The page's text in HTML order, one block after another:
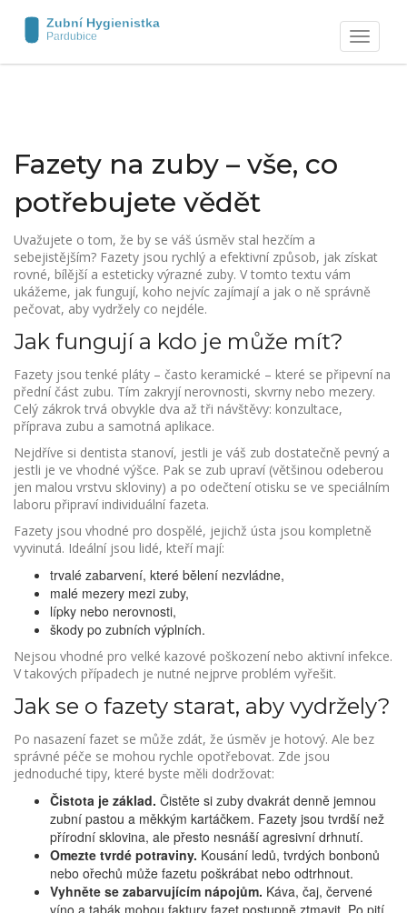
Zobrazit
navigaci
Fazety na zuby – vše, co
potřebujete vědět
Uvažujete o tom, že by se váš úsměv stal hezčím a
sebejistějším? Fazety jsou rychlý a efektivní způsob, jak získat
rovné, bílější a esteticky výrazné zuby. V tomto textu vám
ukážeme, jak fungují, koho nejvíc zajímají a jak o ně správně
pečovat, aby vydržely co nejdéle.
Jak fungují a kdo je může mít?
Fazety jsou tenké pláty – často keramické – které se připevní na
přední část zubu. Tím zakryjí nerovnosti, skvrny nebo mezery.
Celý zákrok trvá obvykle dva až tři návštěvy: konzultace,
příprava zubu a samotná aplikace.
Nejdříve si dentista stanoví, jestli je váš zub dostatečně pevný a
jestli je ve vhodné výšce. Pak se zub upraví (většinou odeberou
jen malou vrstvu skloviny) a po odečtení otisku se ve speciálním
laboru připraví individuální fazeta.
Fazety jsou vhodné pro dospělé, jejichž ústa jsou kompletně
vyvinutá. Ideální jsou lidé, kteří mají:
trvalé zabarvení, které bělení nezvládne,
malé mezery mezi zuby,
lípky nebo nerovnosti,
škody po zubních výplních.
Nejsou vhodné pro velké kazové poškození nebo aktivní infekce.
V takových případech je nutné nejprve problém vyřešit.
Jak se o fazety starat, aby vydržely?
Po nasazení fazet se může zdát, že úsměv je hotový. Ale bez
správné péče se mohou rychle opotřebovat. Zde jsou
jednoduché tipy, které byste měli dodržovat:
Čistota je základ. Čistěte si zuby dvakrát denně jemnou
zubní pastou a měkkým kartáčkem. Fazety jsou tvrdší než
přírodní sklovina, ale přesto nesnáší agresivní drhnutí.
Omezte tvrdé potraviny. Kousání ledů, tvrdých bonbonů
nebo ořechů může fazetu poškrábat nebo odtrhnout.
Vyhněte se zabarvujícím nápojům. Káva, čaj, červené
víno a tabák mohou faktury fazet postupně ztmavit. Po pití